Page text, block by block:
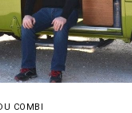
COMBI